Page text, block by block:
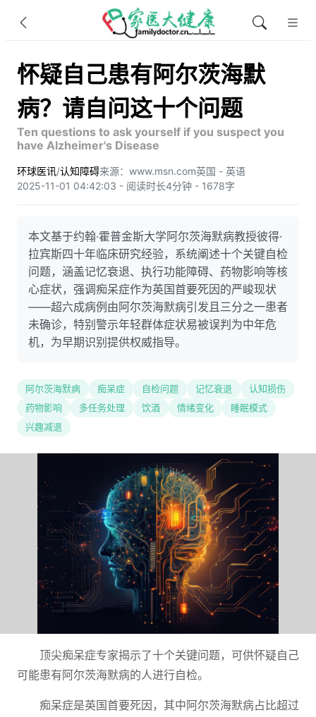
怀疑自己患有阿尔茨海默
病？请自问这十个问题
Ten questions to ask yourself if you suspect you
have Alzheimer's Disease
环球医讯/认知障碍来源：www.msn.com英国 - 英语
2025-11-01 04:42:03 - 阅读时长4分钟 - 1678字
本文基于约翰·霍普金斯大学阿尔茨海默病教授彼得·
拉宾斯四十年临床研究经验，系统阐述十个关键自检
问题，涵盖记忆衰退、执行功能障碍、药物影响等核
心症状，强调痴呆症作为英国首要死因的严峻现状
——超六成病例由阿尔茨海默病引发且三分之一患者
未确诊，特别警示年轻群体症状易被误判为中年危
机，为早期识别提供权威指导。
阿尔茨海默病 痴呆症 自检问题 记忆衰退
认知损伤
药物影响
多任务处理 饮酒 情绪变化
睡眠模式
兴趣减退
顶尖痴呆症专家揭示了十个关键问题，可供怀疑自己
可能患有阿尔茨海默病的人进行自检。
痴呆症是英国首要死因，其中阿尔茨海默病占比超过